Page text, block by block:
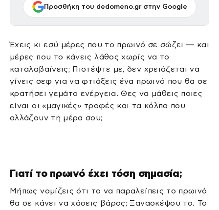
Προσθήκη του dedomeno.gr στην Google
Έχεις κι εσύ μέρες που το πρωινό σε σώζει — και
μέρες που το κάνεις λάθος χωρίς να το
καταλαβαίνεις; Πιστέψτε με, δεν χρειάζεται να
γίνεις σεφ για να φτιάξεις ένα πρωινό που θα σε
κρατήσει γεμάτο ενέργεια. Θες να μάθεις ποιες
είναι οι «μαγικές» τροφές και τα κόλπα που
αλλάζουν τη μέρα σου;
Γιατί το πρωινό έχει τόση σημασία;
Μήπως νομίζεις ότι το να παραλείπεις το πρωινό
θα σε κάνει να χάσεις βάρος; Ξανασκέψου το. Το